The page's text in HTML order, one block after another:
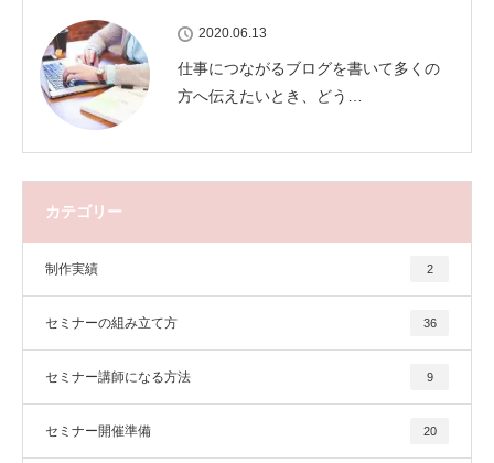
2020.06.13
仕事につながるブログを書いて多くの
方へ伝えたいとき、どう…
カテゴリー
制作実績 2
セミナーの組み立て方 36
セミナー講師になる方法 9
セミナー開催準備 20